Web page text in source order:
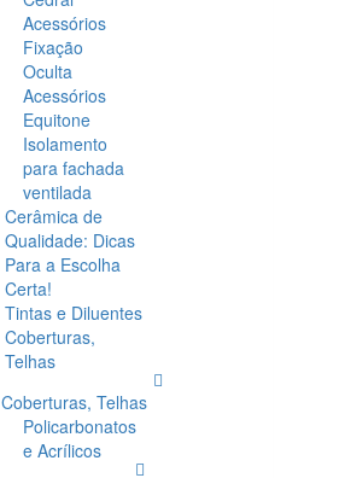
Acessórios
Fixação
Oculta
Acessórios
Equitone
Isolamento
para fachada
ventilada
Cerâmica de
Qualidade: Dicas
Para a Escolha
Certa!
Tintas e Diluentes
Coberturas,
Telhas
Coberturas, Telhas
Policarbonatos
e Acrílicos